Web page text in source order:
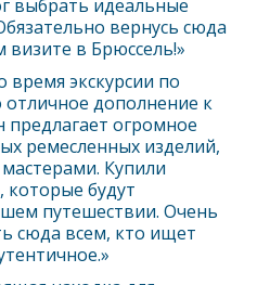
выбрать идеальные
вернусь сюда
визите в Брюссель!»
время экскурсии по
дополнение к
предлагает огромное
ремесленных изделий,
Купили
которые будут
путешествии. Очень
сюда всем, кто ищет